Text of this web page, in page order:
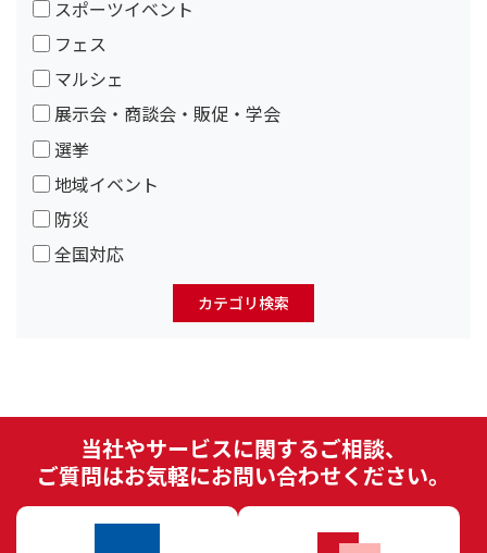
スポーツイベント
フェス
マルシェ
展示会・商談会・販促・学会
選挙
地域イベント
防災
全国対応
当社やサービスに関するご相談、
ご質問はお気軽にお問い合わせください。